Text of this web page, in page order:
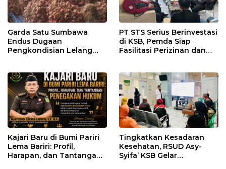
Garda Satu Sumbawa
Endus Dugaan
Pengkondisian Lelang
senilai Rp 7,5 Miliar
PT STS Serius Berinvestasi
di KSB, Pemda Siap
Fasilitasi Perizinan dan
Kajari Baru di Bumi Pariri
Lema Bariri: Profil,
Harapan, dan Tantangan
Tingkatkan Kesadaran
Kesehatan, RSUD Asy-
Syifa’ KSB Gelar